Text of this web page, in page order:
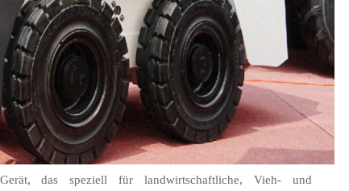
das speziell für landwirtschaftliche, Vieh- und